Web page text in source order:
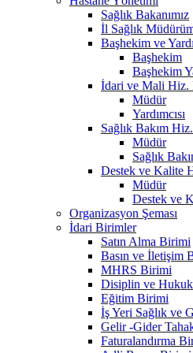
Sağlık Bakanımız
İl Sağlık
Başhekim ve
Başhekim
Başhekim
İdari ve Mali Hiz.
Müdür
Yardımcısı
Sağlık Bakım
Müdür
Sağlık
Destek ve Kalite
Müdür
Destek ve
Organizasyon Şeması
İdari Birimler
Satın Alma Birimi
Basın ve İletişim
MHRS Birimi
Disiplin ve
Eğitim Birimi
İş Yeri Sağlık ve
Gelir -Gider
Faturalandırma